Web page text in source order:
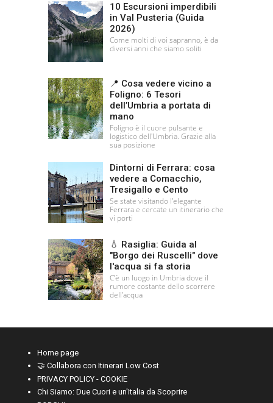
10 Escursioni imperdibili
in Val Pusteria (Guida
2026)
Come molti di voi sapranno, è da
diversi anni che siamo soliti
📍 Cosa vedere vicino a
Foligno: 6 Tesori
dell’Umbria a portata di
mano
Foligno è il cuore pulsante e
logistico dell'Umbria. Grazie alla
sua posizione
Dintorni di Ferrara: cosa
vedere a Comacchio,
Tresigallo e Cento
Se state visitando l'elegante
Ferrara e cercate un itinerario che
vi porti
💧 Rasiglia: Guida al
"Borgo dei Ruscelli" dove
l'acqua si fa storia
C’è un luogo in Umbria dove il
rumore costante dello scorrere
dell’acqua
Home page
🤝 Collabora con Itinerari Low Cost
PRIVACY POLICY - COOKIE
Chi Siamo: Due Cuori e un'Italia da Scoprire